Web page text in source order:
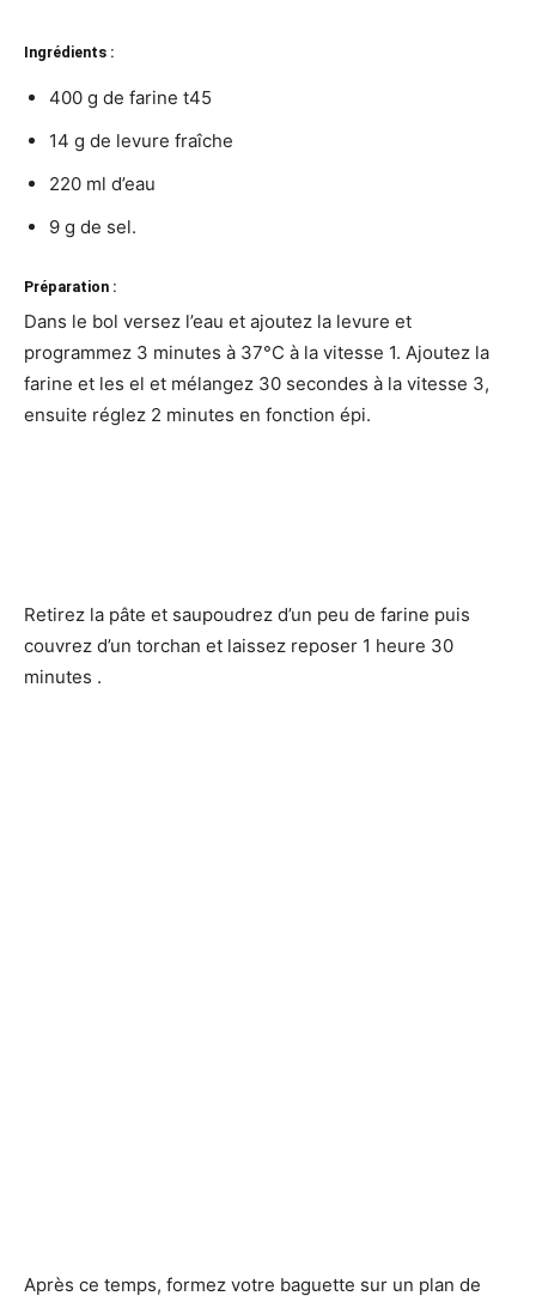
Ingrédients :
400 g de farine t45
14 g de levure fraîche
220 ml d’eau
9 g de sel.
Préparation :
Dans le bol versez l’eau et ajoutez la levure et
programmez 3 minutes à 37°C à la vitesse 1. Ajoutez la
farine et les el et mélangez 30 secondes à la vitesse 3,
ensuite réglez 2 minutes en fonction épi.
Retirez la pâte et saupoudrez d’un peu de farine puis
couvrez d’un torchan et laissez reposer 1 heure 30
minutes .
Après ce temps, formez votre baguette sur un plan de